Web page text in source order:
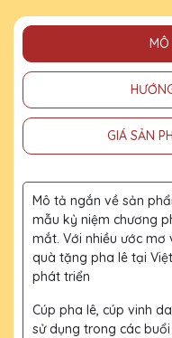
MÔ
GIÁ SẢN
Mô tả ngắn về sản
mẫu kỷ niệm chương
mắt. Với nhiều ước
quà tặng pha lê tại
phát triển
Cúp pha lê, cúp vinh
sử dụng trong các